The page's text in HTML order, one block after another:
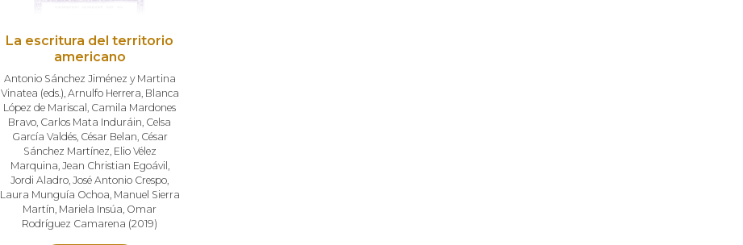
La escritura del territorio
americano
Antonio Sánchez Jiménez y Martina
Vinatea (eds.), Arnulfo Herrera, Blanca
López de Mariscal, Camila Mardones
Bravo, Carlos Mata Induráin, Celsa
García Valdés, César Belan, César
Sánchez Martínez, Elio Vélez
Marquina, Jean Christian Egoávil ,
Jordi Aladro,José Antonio Crespo,
Laura Munguía Ochoa, Manuel Sierra
Martín, Mariela Insúa, Omar
Rodríguez Camarena (2019)